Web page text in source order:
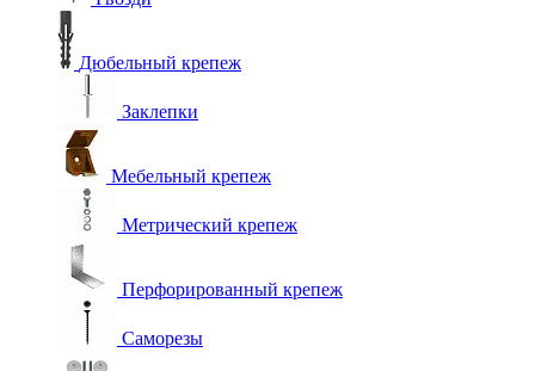
Дюбельный крепеж
Заклепки
Мебельный крепеж
Метрический крепеж
Перфорированный крепеж
Саморезы